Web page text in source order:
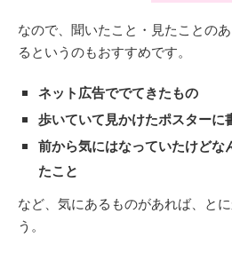
なので、聞いたこと・見たことの
るというのもおすすめです。
ネット広告ででてきたもの
歩いていて見かけたポスターに
前から気にはなっていたけどな
たこと
など、気にあるものがあれば、と
う。